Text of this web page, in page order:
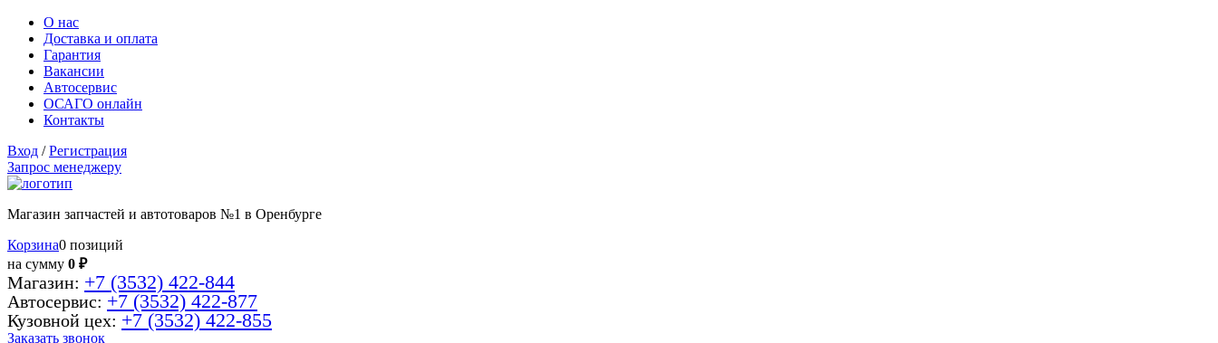
О нас
Доставка и оплата
Гарантия
Вакансии
Автосервис
ОСАГО онлайн
Контакты
Вход / Регистрация
Запрос менеджеру
Магазин запчастей и автотоваров №1 в Оренбурге
Корзина0 позиций
на сумму 0 ₽
Магазин: +7 (3532) 422-844
Автосервис: +7 (3532) 422-877
Кузовной цех: +7 (3532) 422-855
Заказать звонок